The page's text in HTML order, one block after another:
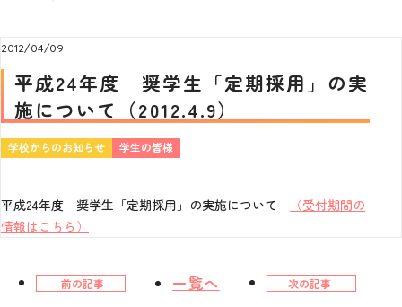
2012/04/09
平成24年度 奨学生「定期採用」の実
施について（2012.4.9）
学校からのお知らせ 学生の皆様
平成24年度 奨学生「定期採用」の実施について
（受付期間の
情報はこちら）
前の記事 一覧へ 次の記事